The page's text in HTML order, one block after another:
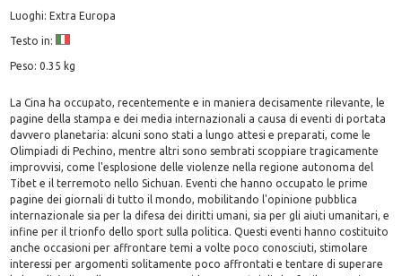
Luoghi: Extra Europa
Testo in:
Peso: 0.35 kg
La Cina ha occupato, recentemente e in maniera decisamente rilevante, le
pagine della stampa e dei media internazionali a causa di eventi di portata
davvero planetaria: alcuni sono stati a lungo attesi e preparati, come le
Olimpiadi di Pechino, mentre altri sono sembrati scoppiare tragicamente
improvvisi, come l'esplosione delle violenze nella regione autonoma del
Tibet e il terremoto nello Sichuan. Eventi che hanno occupato le prime
pagine dei giornali di tutto il mondo, mobilitando l'opinione pubblica
internazionale sia per la difesa dei diritti umani, sia per gli aiuti umanitari, e
infine per il trionfo dello sport sulla politica. Questi eventi hanno costituito
anche occasioni per affrontare temi a volte poco conosciuti, stimolare
interessi per argomenti solitamente poco affrontati e tentare di superare